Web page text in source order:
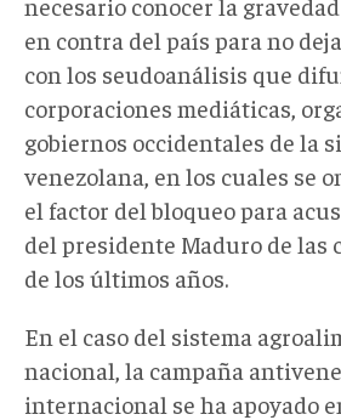
en contra del país para no
con los seudoanálisis que
corporaciones mediáticas,
gobiernos occidentales de la
venezolana, en los cuales se
el factor del bloqueo para
del presidente Maduro de las
de los últimos años.
En el caso del sistema
nacional, la campaña
internacional se ha apoyado